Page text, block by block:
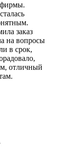
фирмы.
заказ
на вопросы
в срок,
отличный